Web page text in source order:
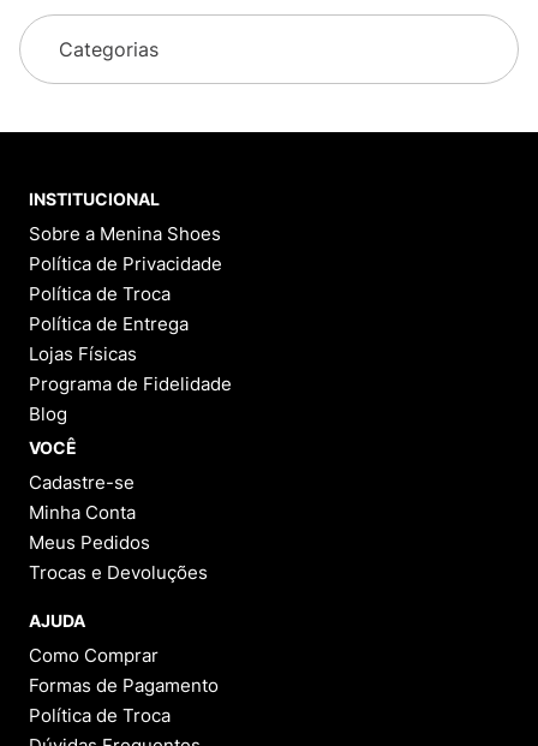
Categorias
INSTITUCIONAL
Sobre a Menina Shoes
Política de Privacidade
Política de Troca
Política de Entrega
Lojas Físicas
Programa de Fidelidade
Blog
VOCÊ
Cadastre-se
Minha Conta
Meus Pedidos
Trocas e Devoluções
AJUDA
Como Comprar
Formas de Pagamento
Política de Troca